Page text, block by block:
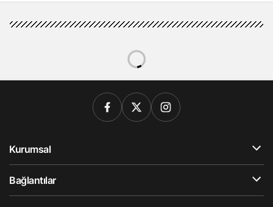
Niğde’de ormanda silahlı
Niğde’de ormanda silahlı kavgada 1
kişi ağır yaralandı
Niğde Emniyet Müdürlüğü Hatıra Ormanı'nda iki grup
vurularak ağır yaralandı. 5 kişi gözaltına alındı.
Beyaz Haber
9 Temmuz 2026, 07:37yayınlandı